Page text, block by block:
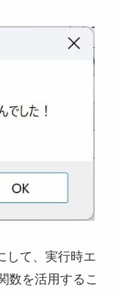
して、実行時エ
数を活用するこ